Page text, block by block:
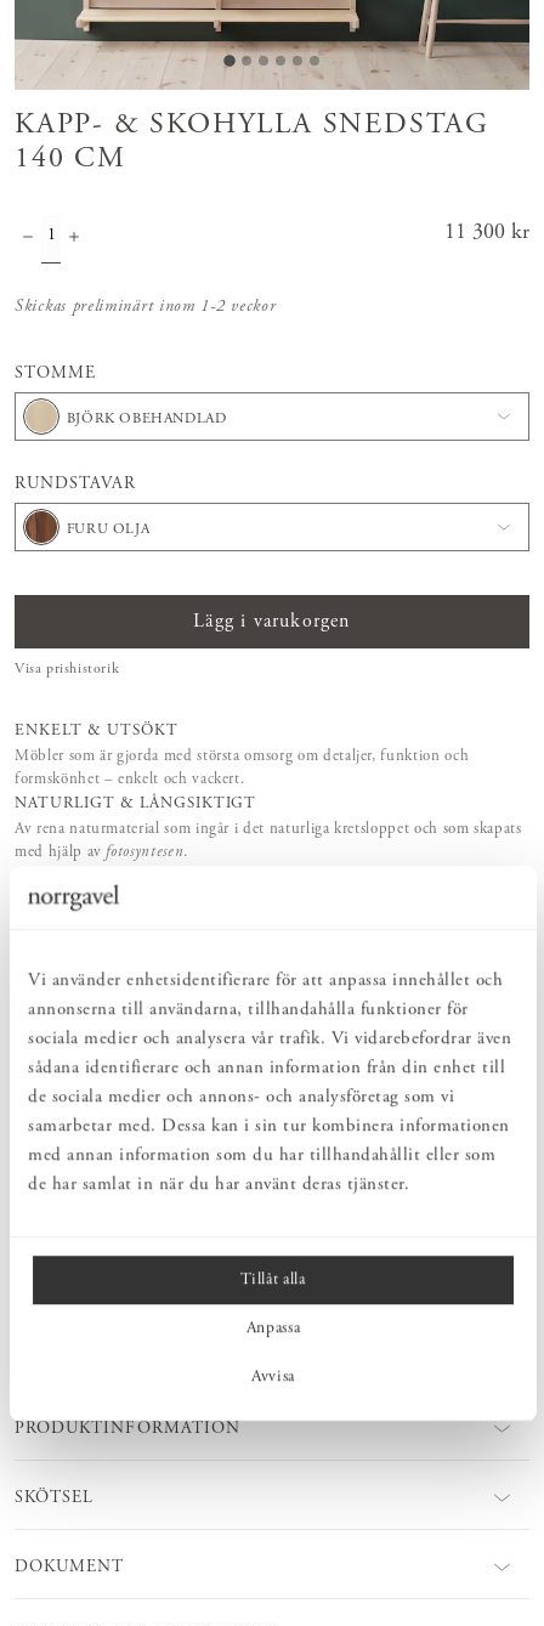
Vi använder enhetsidentifierare för att anpassa innehållet och
annonserna till användarna, tillhandahålla funktioner för
sociala medier och analysera vår trafik. Vi vidarebefordrar även
sådana identifierare och annan information från din enhet till
de sociala medier och annons- och analysföretag som vi
samarbetar med. Dessa kan i sin tur kombinera informationen
med annan information som du har tillhandahållit eller som
de har samlat in när du har använt deras tjänster.
Tillåt alla
Anpassa
Avvisa
KAPP- & SKOHYLLA SNEDSTAG
140 CM
Pris:
11 300 kr
Skickas preliminärt inom 1-2 veckor
STOMME
BJÖRK OBEHANDLAD
RUNDSTAVAR
FURU OLJA
Lägg i varukorgen
Visa prishistorik
ENKELT & UTSÖKT
Möbler som är gjorda med största omsorg om detaljer, funktion och
formskönhet – enkelt och vackert.
NATURLIGT & LÅNGSIKTIGT
Av rena naturmaterial som ingår i det naturliga kretsloppet och som skapats
med hjälp avfotosyntesen.
Storlek, träslag och ytbehandling – utforma dina Norrgavelmöbler efter
Vår kunniga butikspersonal och kundtjänst erbjuder personlig service –
före, under och efter ditt köp.
Vi tillhandahåller möbelvårdsprodukter, reservdelar och möbelrenoveringar
– för livslång kärlek.
PRODUKTBESKRIVNING
Kapp- och skohylla hjälper till att skapa ordning och reda i hallen.
skohyllor som håller golvet fritt.
PRODUKTINFORMATION
SKÖTSEL
DOKUMENT